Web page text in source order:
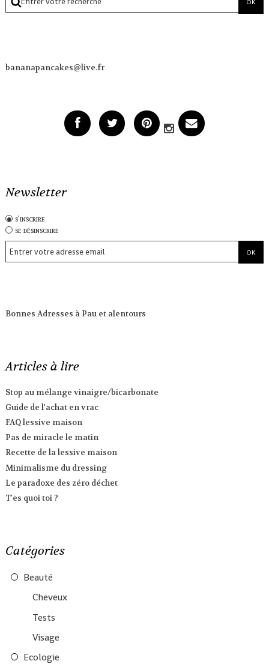
bananapancakes@live.fr
Newsletter
s'inscrire
se désinscrire
Bonnes Adresses à Pau et alentours
Articles à lire
Stop au mélange vinaigre/bicarbonate
Guide de l'achat en vrac
FAQ lessive maison
Pas de miracle le matin
Recette de la lessive maison
Minimalisme du dressing
Le paradoxe des zéro déchet
T'es quoi toi ?
Catégories
Beauté
Cheveux
Tests
Visage
Ecologie